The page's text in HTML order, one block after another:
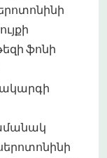
ֆոնի